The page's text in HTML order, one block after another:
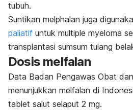
tubuh.
Suntikan melphalan juga
paliatif untuk multiple myeloma
transplantasi sumsum tulang
Dosis melfalan
Data Badan Pengawas Obat
menunjukkan melfalan di
tablet salut selaput 2 mg.